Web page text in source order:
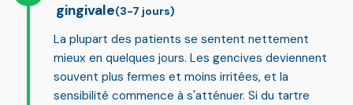
gingivale(3-7 jours)
La plupart des patients se sentent nettement
mieux en quelques jours. Les gencives deviennent
souvent plus fermes et moins irritées, et la
sensibilité commence à s'atténuer. Si du tartre